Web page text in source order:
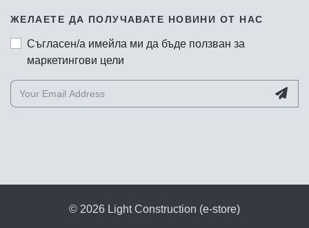
ЖЕЛАЕТЕ ДА ПОЛУЧАВАТЕ НОВИНИ ОТ НАС
Съгласен/а имейла ми да бъде ползван за
маркетингови цели
© 2026 Light Construction (e-store)